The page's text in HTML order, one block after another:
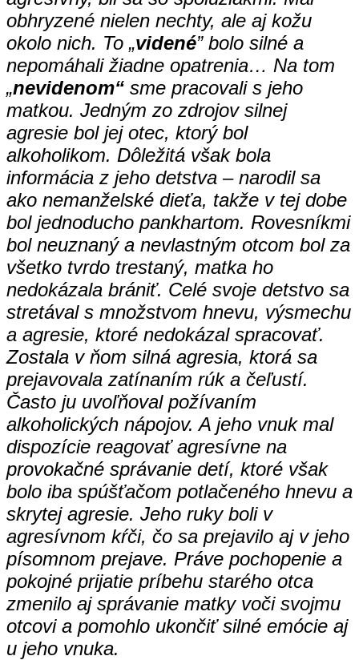
obhryzené nielen nechty, ale aj kožu
okolo nich. To „videné” bolo silné a
nepomáhali žiadne opatrenia… Na tom
„nevidenom“ sme pracovali s jeho
matkou. Jedným zo zdrojov silnej
agresie bol jej otec, ktorý bol
alkoholikom. Dôležitá však bola
informácia z jeho detstva – narodil sa
ako nemanželské dieťa, takže v tej dobe
bol jednoducho pankhartom. Rovesníkmi
bol neuznaný a nevlastným otcom bol za
všetko tvrdo trestaný, matka ho
nedokázala brániť. Celé svoje detstvo sa
stretával s množstvom hnevu, výsmechu
a agresie, ktoré nedokázal spracovať.
Zostala v ňom silná agresia, ktorá sa
prejavovala zatínaním rúk a čeľustí.
Často ju uvoľňoval požívaním
alkoholických nápojov. A jeho vnuk mal
dispozície reagovať agresívne na
provokačné správanie detí, ktoré však
bolo iba spúšťačom potlačeného hnevu a
skrytej agresie. Jeho ruky boli v
agresívnom kŕči, čo sa prejavilo aj v jeho
písomnom prejave. Práve pochopenie a
pokojné prijatie príbehu starého otca
zmenilo aj správanie matky voči svojmu
otcovi a pomohlo ukončiť silné emócie aj
u jeho vnuka.